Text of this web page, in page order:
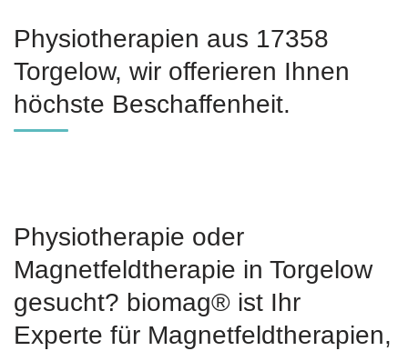
Physiotherapien aus 17358
Torgelow, wir offerieren Ihnen
höchste Beschaffenheit.
Physiotherapie oder
Magnetfeldtherapie in Torgelow
gesucht? biomag® ist Ihr
Experte für Magnetfeldtherapien,